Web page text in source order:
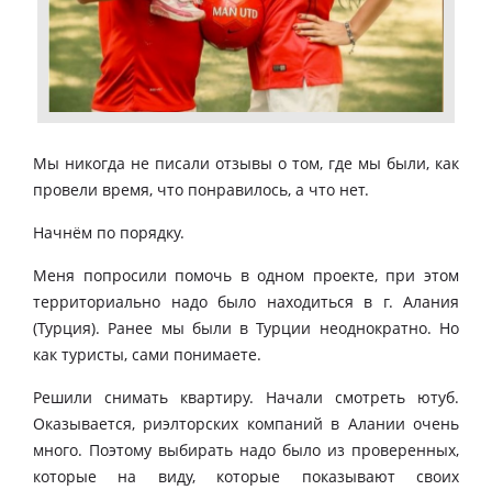
Мы никогда не писали отзывы о том, где мы были, как
провели время, что понравилось, а что нет.
Начнём по порядку.
Меня попросили помочь в одном проекте, при этом
территориально надо было находиться в г. Алания
(Турция). Ранее мы были в Турции неоднократно. Но
как туристы, сами понимаете.
Решили снимать квартиру. Начали смотреть ютуб.
Оказывается, риэлторских компаний в Алании очень
много. Поэтому выбирать надо было из проверенных,
которые на виду, которые показывают своих